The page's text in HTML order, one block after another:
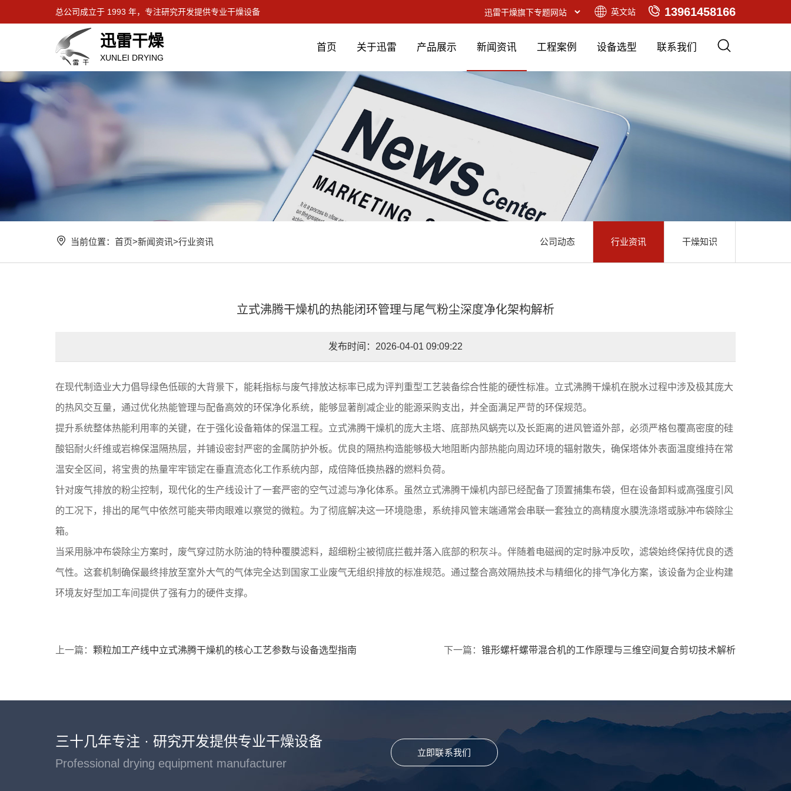
总公司成立于 1993 年，专注研究开发提供专业干燥设备 13961458166
英文站
迅雷干燥
XUNLEI DRYING
首页 关于迅雷 产品展示 新闻资讯 工程案例 设备选型 联系我们
当前位置：首页>新闻资讯>行业资讯 公司动态 行业资讯 干燥知识
立式沸腾干燥机的热能闭环管理与尾气粉尘深度净化架构解析
发布时间：2026-04-01 09:09:22
在现代制造业大力倡导绿色低碳的大背景下，能耗指标与废气排放达标率已成为评判重型工艺装备综合性能的硬性标准。立式沸腾干燥机在脱水过程中涉及极其庞大
的热风交互量，通过优化热能管理与配备高效的环保净化系统，能够显著削减企业的能源采购支出，并全面满足严苛的环保规范。
提升系统整体热能利用率的关键，在于强化设备箱体的保温工程。立式沸腾干燥机的庞大主塔、底部热风蜗壳以及长距离的进风管道外部，必须严格包覆高密度的硅
酸铝耐火纤维或岩棉保温隔热层，并铺设密封严密的金属防护外板。优良的隔热构造能够极大地阻断内部热能向周边环境的辐射散失，确保塔体外表面温度维持在常
温安全区间，将宝贵的热量牢牢锁定在垂直流态化工作系统内部，成倍降低换热器的燃料负荷。
针对废气排放的粉尘控制，现代化的生产线设计了一套严密的空气过滤与净化体系。虽然立式沸腾干燥机内部已经配备了顶置捕集布袋，但在设备卸料或高强度引风
的工况下，排出的尾气中依然可能夹带肉眼难以察觉的微粒。为了彻底解决这一环境隐患，系统排风管末端通常会串联一套独立的高精度水膜洗涤塔或脉冲布袋除尘
箱。
当采用脉冲布袋除尘方案时，废气穿过防水防油的特种覆膜滤料，超细粉尘被彻底拦截并落入底部的积灰斗。伴随着电磁阀的定时脉冲反吹，滤袋始终保持优良的透
气性。这套机制确保最终排放至室外大气的气体完全达到国家工业废气无组织排放的标准规范。通过整合高效隔热技术与精细化的排气净化方案，该设备为企业构建
环境友好型加工车间提供了强有力的硬件支撑。
上一篇：颗粒加工产线中立式沸腾干燥机的核心工艺参数与设备选型指南 下一篇： 锥形螺杆螺带混合机的工作原理与三维空间复合剪切技术解析
三十几年专注 · 研究开发提供专业干燥设备
Professional drying equipment manufacturer
立即联系我们